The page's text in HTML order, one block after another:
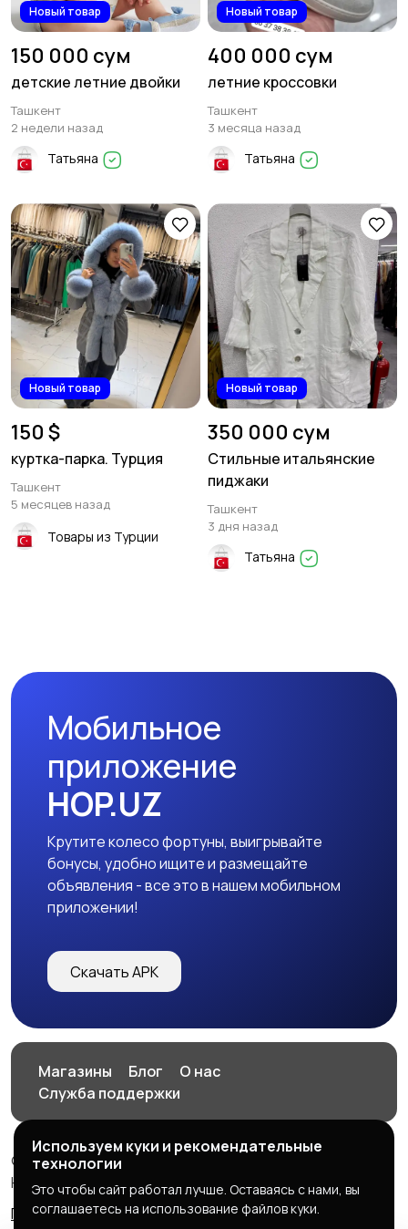
Новый товар
150 000 сум
детские летние двойки
Ташкент
2 недели назад
Татьяна
Новый товар
400 000 сум
летние кроссовки
Ташкент
3 месяца назад
Татьяна
Новый товар
150 $
куртка-парка. Турция
Ташкент
5 месяцев назад
Товары из Турции
Новый товар
350 000 сум
Стильные итальянские
пиджаки
Ташкент
3 дня назад
Татьяна
Мобильное
приложение
HOP.UZ
Крутите колесо фортуны, выигрывайте
бонусы, удобно ищите и размещайте
объявления - все это в нашем мобильном
приложении!
Скачать APK
Магазины Блог
О нас
Служба поддержки
© 2026 HOP.UZ
HOP.UZ
Правила сервиса
Политика конфиденциальности
Используем куки и рекомендательные
технологии
Это чтобы сайт работал лучше. Оставаясь с нами, вы
соглашаетесь на использование файлов куки.